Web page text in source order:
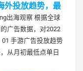
外投放趋势，最
出海观察 根据全球
广告数据，对2022
手游广告投放趋势
从月初最低点单日